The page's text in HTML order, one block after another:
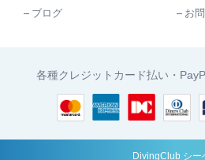
ブログ お
各種クレジットカード払い・
DivingClub シー